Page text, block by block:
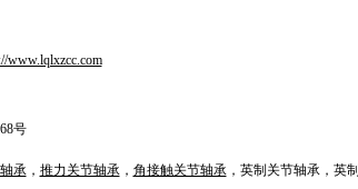
www.lqlxzcc.com
号
承， 推力关节轴承， 角接触关节轴承，英制关节轴承，英制